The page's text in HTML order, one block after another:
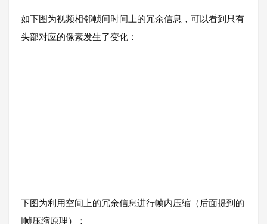
如下图为视频相邻帧间时间上的冗余信息，可以看到只有
头部对应的像素发生了变化：
下图为利用空间上的冗余信息进行帧内压缩（后面提到的
I帧压缩原理）：